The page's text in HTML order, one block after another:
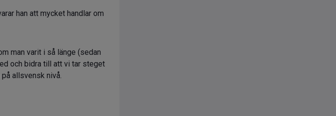
han att mycket handlar om
man varit i så länge (sedan
och bidra till att vi tar steget
allsvensk nivå.